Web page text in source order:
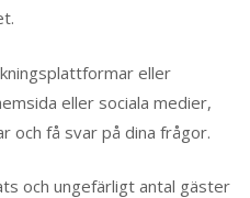
eller
eller sociala medier,
och få svar på dina frågor.
och ungefärligt antal gäster